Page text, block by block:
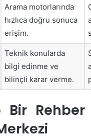
Arama motorlarında
hızlıca doğru sonuca
erişim.
Teknik konularda
bilgi edinme ve
bilinçli karar verme.
Bir